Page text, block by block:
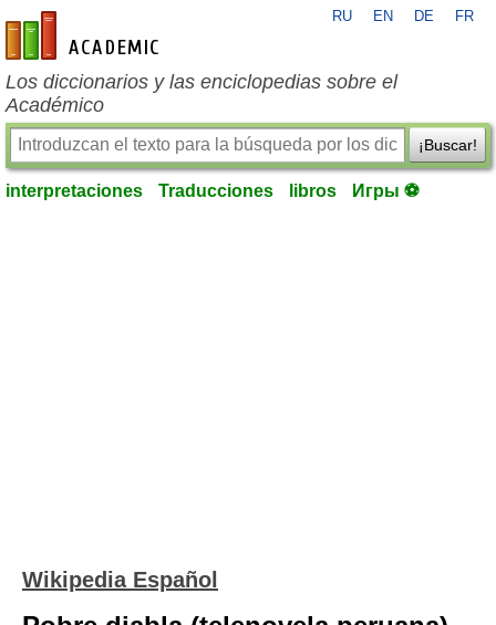
es-academic.com
RU EN DE FR
Los diccionarios y las enciclopedias sobre el
Académico
¡Buscar!
interpretaciones Traducciones libros Игры ⚽
Wikipedia Español